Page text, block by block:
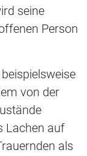
seine
Person
von der
Lachen auf
als